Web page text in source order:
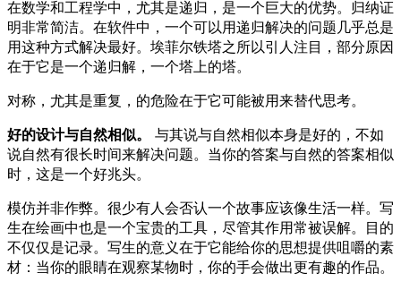
在数学和工程学中，尤其是递归，是一个巨大的优势。归纳证
明非常简洁。在软件中，一个可以用递归解决的问题几乎总是
用这种方式解决最好。埃菲尔铁塔之所以引人注目，部分原因
在于它是一个递归解，一个塔上的塔。
对称，尤其是重复，的危险在于它可能被用来替代思考。
好的设计与自然相似。
与其说与自然相似本身是好的，不如
说自然有很长时间来解决问题。当你的答案与自然的答案相似
时，这是一个好兆头。
模仿并非作弊。很少有人会否认一个故事应该像生活一样。写
生在绘画中也是一个宝贵的工具，尽管其作用常被误解。目的
不仅仅是记录。写生的意义在于它能给你的思想提供咀嚼的素
材：当你的眼睛在观察某物时，你的手会做出更有趣的作品。